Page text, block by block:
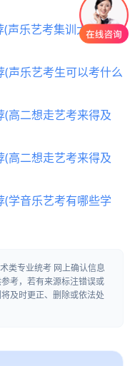
声乐艺考集训大概需要
声乐艺考生可以考什么
高二想走艺考来得及
高二想走艺考来得及
学音乐艺考有哪些学
类专业统考 网上确认信息
考，若有来源标注错误或
及时更正、删除或依法处